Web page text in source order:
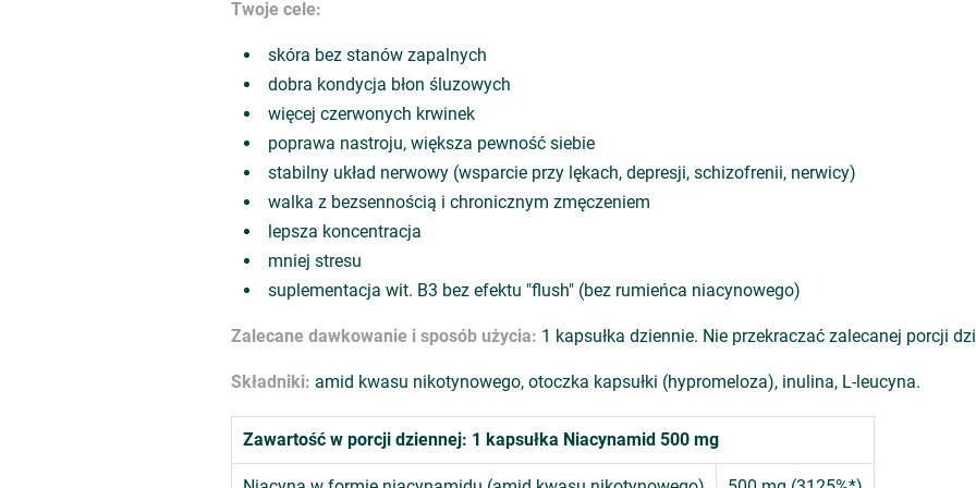
Twoje cele:
skóra bez stanów zapalnych
dobra kondycja błon śluzowych
więcej czerwonych krwinek
poprawa nastroju, większa pewność siebie
stabilny układ nerwowy (wsparcie przy lękach, depresji, schizofrenii, nerwicy)
walka z bezsennością i chronicznym zmęczeniem
lepsza koncentracja
mniej stresu
suplementacja wit. B3 bez efektu "flush" (bez rumieńca niacynowego)
Zalecane dawkowanie i sposób użycia: 1 kapsułka dziennie. Nie przekraczać zalecanej porcji
Składniki: amid kwasu nikotynowego, otoczka kapsułki (hypromeloza), inulina, L-leucyna.
Zawartość w porcji dziennej: 1 kapsułka Niacynamid 500 mg